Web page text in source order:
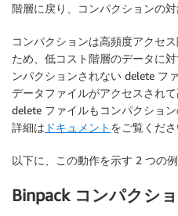
階層に戻り、コンパクションの対
コンパクションは高頻度アクセ
ため、低コスト階層のデータに
ンパクションされない delete フ
データファイルがアクセスされ
delete ファイルもコンパクショ
詳細は ドキュメント をご覧くださ
以下に、この動作を示す 2 つの例
Binpack コンパクシ